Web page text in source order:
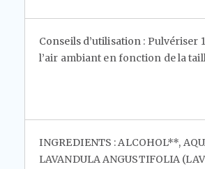
Conseils d’utilisation : Pulvériser
l’air ambiant en fonction de la
INGREDIENTS : ALCOHOL**,
LAVANDULA ANGUSTIFOLIA